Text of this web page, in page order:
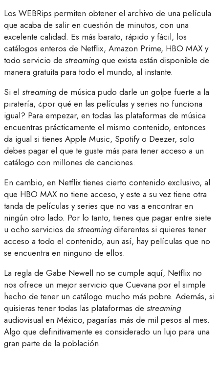
Los WEBRips permiten obtener el archivo de una película
que acaba de salir en cuestión de minutos, con una
excelente calidad. Es más barato, rápido y fácil, los
catálogos enteros de Netflix, Amazon Prime, HBO MAX y
todo servicio de streaming que exista están disponible de
manera gratuita para todo el mundo, al instante.
Si el streaming de música pudo darle un golpe fuerte a la
piratería, ¿por qué en las películas y series no funciona
igual? Para empezar, en todas las plataformas de música
encuentras prácticamente el mismo contenido, entonces
da igual si tienes Apple Music, Spotify o Deezer, solo
debes pagar el que te guste más para tener acceso a un
catálogo con millones de canciones.
En cambio, en Netflix tienes cierto contenido exclusivo, al
que HBO MAX no tiene acceso, y este a su vez tiene otra
tanda de películas y series que no vas a encontrar en
ningún otro lado. Por lo tanto, tienes que pagar entre siete
u ocho servicios de streaming diferentes si quieres tener
acceso a todo el contenido, aun así, hay películas que no
se encuentra en ninguno de ellos.
La regla de Gabe Newell no se cumple aquí, Netflix no
nos ofrece un mejor servicio que Cuevana por el simple
hecho de tener un catálogo mucho más pobre. Además, si
quisieras tener todas las plataformas de streaming
audiovisual en México, pagarías más de mil pesos al mes.
Algo que definitivamente es considerado un lujo para una
gran parte de la población.